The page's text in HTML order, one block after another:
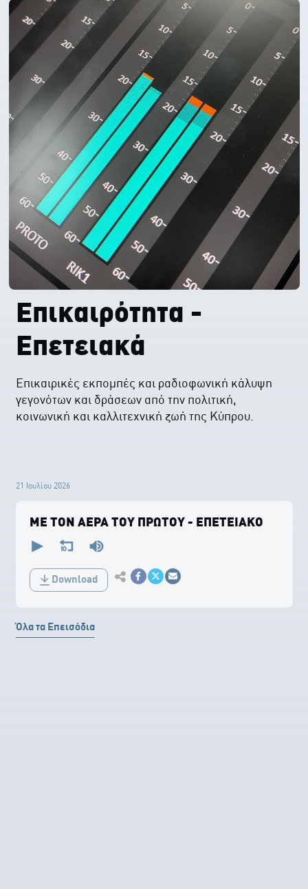
Επικαιρότητα -
Επετειακά
Επικαιρικές εκπομπές και ραδιοφωνική κάλυψη
γεγονότων και δράσεων από την πολιτική,
κοινωνική και καλλιτεχνική ζωή της Κύπρου.
21 Ιουλίου 2026
ΜΕ ΤΟΝ ΑΕΡΑ ΤΟΥ ΠΡΩΤΟΥ - ΕΠΕΤΕΙΑΚΟ
seconds
0
secondsDownload Κοινοποίηση στο Facebook
Κοινοποίηση Twitter
Αποστολή με Email
Όλα τα Επεισόδια